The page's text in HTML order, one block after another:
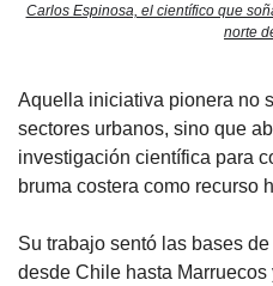
Carlos Espinosa, el científico que
norte
Aquella iniciativa pionera no
sectores urbanos, sino que
investigación científica para
bruma costera como recurso
Su trabajo sentó las bases
desde Chile hasta Marruecos